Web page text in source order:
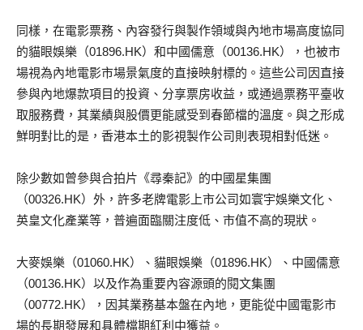
同樣，在電影票務 、內容發行與製作領域與內地市場高度協同
的貓眼娛樂 （01896.HK） 和中國儒意 （00136.HK）
，也被市
場視為內地電影市場景氣度的直接映射標的。這些公司因直接
參與內地爆款項目的投資、分享票房收益，或通過票務平臺收
取服務費，其業績與股價更能感受到春節檔的溫度。與之形成
鮮明對比的是，香港本土的影視製作公司則表現相對低迷。
除少數如曾參與合拍片《尋秦記》的中國星集團
（00326.HK） 外，許多老牌電影上市公司如寰宇娛樂文化、
英皇文化產業等，普遍面臨關注度低、市值不高的現狀。
大麥娛樂 （01060.HK） 、貓眼娛樂 （01896.HK）
、中國儒意
（00136.HK） 以及作為重要內容源頭的閱文集團
（00772.HK）
，因其業務基本盤在內地，更能從中國電影市
場的長期發展和具體檔期紅利中獲益。